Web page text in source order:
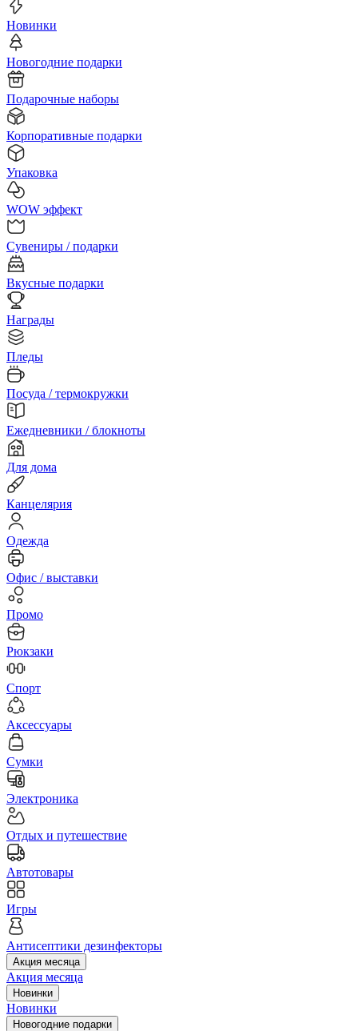
Новинки
Новогодние подарки
Подарочные наборы
Корпоративные подарки
Упаковка
WOW эффект
Сувениры / подарки
Вкусные подарки
Награды
Пледы
Посуда / термокружки
Ежедневники / блокноты
Для дома
Канцелярия
Одежда
Офис / выставки
Промо
Рюкзаки
Спорт
Аксессуары
Сумки
Электроника
Отдых и путешествие
Автотовары
Игры
Антисептики дезинфекторы
Акция месяца
Акция месяца
Новинки
Новинки
Новогодние подарки